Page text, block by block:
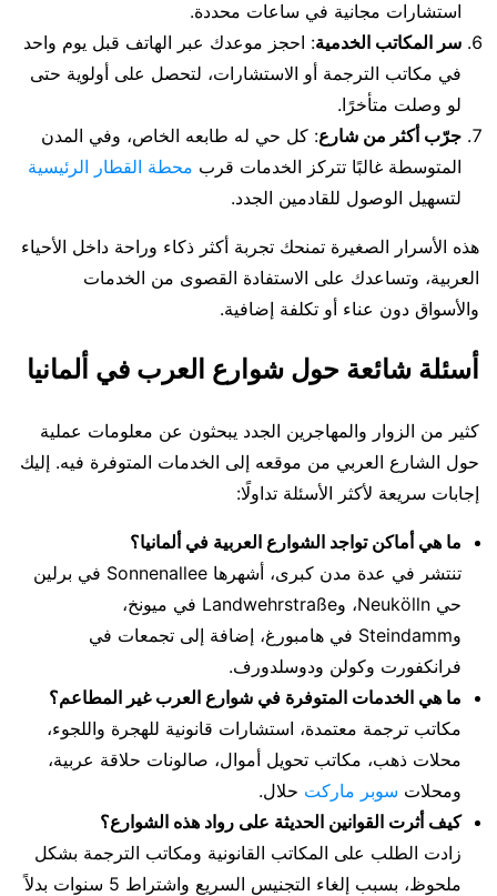
استشارات مجانية في ساعات محددة.
سر المكاتب الخدمية: احجز موعدك عبر الهاتف قبل يوم واحد
في مكاتب الترجمة أو الاستشارات، لتحصل على أولوية حتى
لو وصلت متأخرًا.
جرّب أكثر من شارع: كل حي له طابعه الخاص، وفي المدن
المتوسطة غالبًا تتركز الخدمات قرب محطة القطار الرئيسية
لتسهيل الوصول للقادمين الجدد.
هذه الأسرار الصغيرة تمنحك تجربة أكثر ذكاء وراحة داخل الأحياء
العربية، وتساعدك على الاستفادة القصوى من الخدمات
والأسواق دون عناء أو تكلفة إضافية.
أسئلة شائعة حول شوارع العرب في ألمانيا
كثير من الزوار والمهاجرين الجدد يبحثون عن معلومات عملية
حول الشارع العربي من موقعه إلى الخدمات المتوفرة فيه. إليك
إجابات سريعة لأكثر الأسئلة تداولًا:
ما هي أماكن تواجد الشوارع العربية في ألمانيا؟
تنتشر في عدة مدن كبرى، أشهرها Sonnenallee في برلين
حي Neukölln، وLandwehrstraße في ميونخ،
وSteindamm في هامبورغ، إضافة إلى تجمعات في
فرانكفورت وكولن ودوسلدورف.
ما هي الخدمات المتوفرة في شوارع العرب غير المطاعم؟
مكاتب ترجمة معتمدة، استشارات قانونية للهجرة واللجوء،
محلات ذهب، مكاتب تحويل أموال، صالونات حلاقة عربية،
ومحلات سوبر ماركت حلال.
كيف أثرت القوانين الحديثة على رواد هذه الشوارع؟
زادت الطلب على المكاتب القانونية ومكاتب الترجمة بشكل
ملحوظ، بسبب إلغاء التجنيس السريع واشتراط 5 سنوات بدلاً